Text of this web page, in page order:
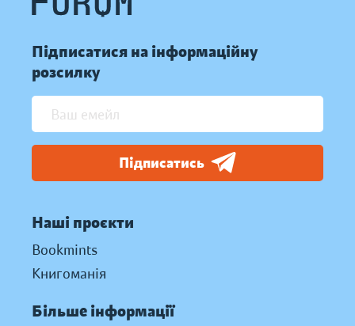
Підписатися на інформаційну
розсилку
Підписатись
Наші проєкти
Bookmints
Книгоманія
Більше інформації